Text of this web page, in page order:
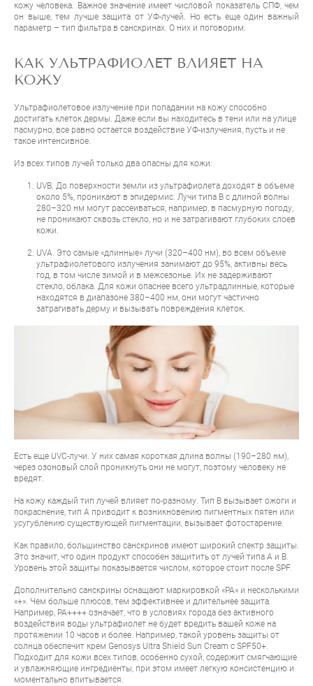
кожу человека. Важное значение имеет числовой показатель СПФ, чем
он выше, тем лучше защита от УФ-лучей. Но есть еще один важный
параметр – тип фильтра в санскринах. О них и поговорим.
КАК УЛЬТРАФИОЛЕТ ВЛИЯЕТ НА
КОЖУ
Ультрафиолетовое излучение при попадании на кожу способно
достигать клеток дермы. Даже если вы находитесь в тени или на улице
пасмурно, все равно остается воздействие УФ-излучения, пусть и не
такое интенсивное.
Из всех типов лучей только два опасны для кожи:
UVB. До поверхности земли из ультрафиолета доходят в объеме
около 5%, проникают в эпидермис. Лучи типа В с длиной волны
280–320 нм могут рассеиваться, например, в пасмурную погоду,
не проникают сквозь стекло, но и не затрагивают глубоких слоев
кожи.
UVA. Это самые «длинные» лучи (320–400 нм), во всем объеме
ультрафиолетового излучения занимают до 95%, активны весь
год, в том числе зимой и в межсезонье. Их не задерживают
стекло, облака. Для кожи опаснее всего ультрадлинные, которые
находятся в диапазоне 380–400 нм, они могут частично
затрагивать дерму и вызывать повреждения клеток.
Есть еще UVС-лучи. У них самая короткая длина волны (190–280 нм),
через озоновый слой проникнуть они не могут, поэтому человеку не
вредят.
На кожу каждый тип лучей влияет по-разному. Тип В вызывает ожоги и
покраснение, тип А приводит к возникновению пигментных пятен или
усугублению существующей пигментации, вызывает фотостарение.
Как правило, большинство санскринов имеют широкий спектр защиты.
Это значит, что один продукт способен защитить от лучей типа А и В.
Уровень этой защиты показывается числом, которое стоит после SPF.
Дополнительно санскрины оснащают маркировкой «PA» и несколькими
«+». Чем больше плюсов, тем эффективнее и длительнее защита.
Например, PA++++ означает, что в условиях города без активного
воздействия воды ультрафиолет не будет вредить вашей коже на
протяжении 10 часов и более. Например, такой уровень защиты от
солнца обеспечит крем Genosys Ultra Shield Sun Cream с SPF50+.
Подходит для кожи всех типов, особенно сухой, содержит смягчающие
и увлажняющие ингредиенты, при этом имеет легкую консистенцию и
моментально впитывается.